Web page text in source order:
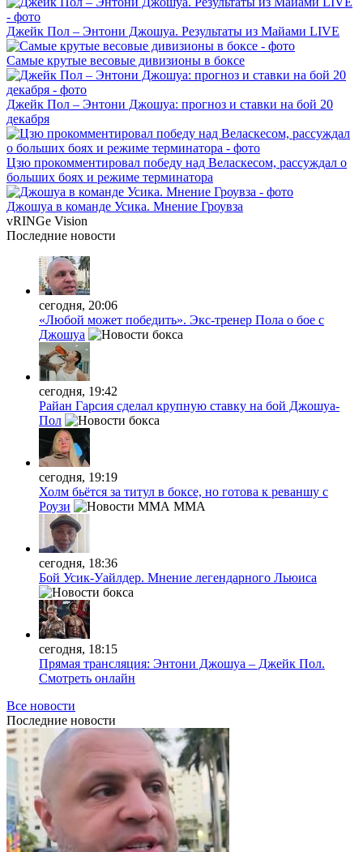
Джейк Пол – Энтони Джошуа. Результаты из Майами LIVE
Самые крутые весовые дивизионы в боксе
Джейк Пол – Энтони Джошуа: прогноз и ставки на бой 20
декабря
Цзю прокомментировал победу над Веласкесом, рассуждал о
больших боях и режиме терминатора
Джошуа в команде Усика. Мнение Гроувза
vRINGe Vision
Последние новости
сегодня, 20:06
«Любой может победить». Экс-тренер Пола о бое с
Джошуа
сегодня, 19:42
Райан Гарсия сделал крупную ставку на бой Джошуа-
Пол
сегодня, 19:19
Холм бьётся за титул в боксе, но готова к реваншу с
Роузи
MMA
сегодня, 18:36
Бой Усик-Уайлдер. Мнение легендарного Льюиса
сегодня, 18:15
Прямая трансляция: Энтони Джошуа – Джейк Пол.
Смотреть онлайн
Все новости
Последние новости